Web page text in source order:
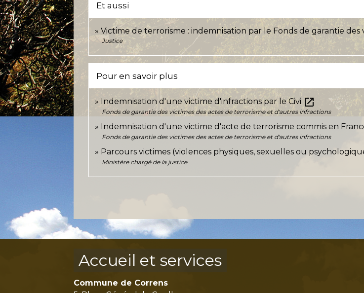
Et aussi
Victime de terrorisme : indemnisation par le Fonds de garantie des
Justice
Pour en savoir plus
Indemnisation d'une victime d'infractions par le Civi open_in_new
Fonds de garantie des victimes des actes de terrorisme et d'autres infractions
Indemnisation d'une victime d'acte de terrorisme commis en
Fonds de garantie des victimes des actes de terrorisme et d'autres infractions
Parcours victimes (violences physiques, sexuelles ou
Ministère chargé de la justice
Accueil et services
Commune de Correns